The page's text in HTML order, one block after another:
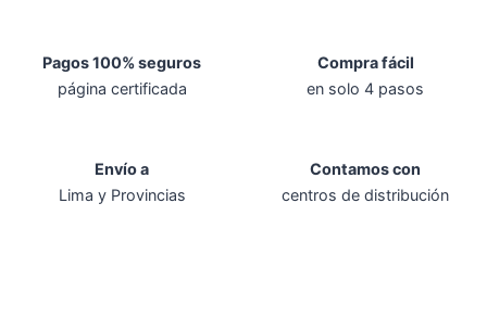
Pagos 100% seguros
página certificada
Compra fácil
en solo 4 pasos
Envío a
Lima y Provincias
Contamos con
centros de distribución